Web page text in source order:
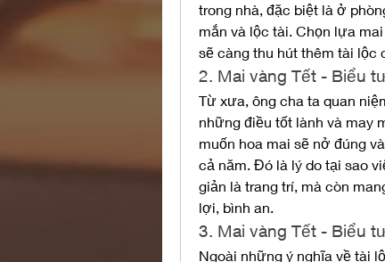
trong nhà, đặc biệt là ở
mắn và lộc tài. Chọn lựa
sẽ càng thu hút thêm tài lộc
2. Mai vàng Tết - Biểu
Từ xưa, ông cha ta quan
những điều tốt lành và may
muốn hoa mai sẽ nở đúng
cả năm. Đó là lý do tại sao
giản là trang trí, mà còn
lợi, bình an.
3. Mai vàng Tết - Biểu
Ngoài những ý nghĩa về tài